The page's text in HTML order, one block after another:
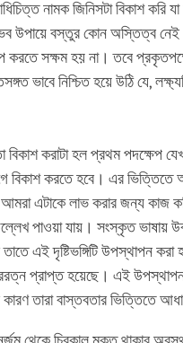
নামক জিনিসটা বিকাশ করি
উপায়ে বস্তুর কোন অস্তিত্ব
করতে সক্ষম হয় না। তবে
ভাবে নিশ্চিত হয়ে উঠি যে,
করাটা হল প্রথম পদক্ষেপ
করতে হবে। এর ভিত্তিতে
আমরা এটাকে লাভ করার জন্য কাজ
পাওয়া যায়। সংস্কৃত ভাষায়
এই দৃষ্টিভঙ্গিটি উপস্থাপন
প্রাপ্ত হয়েছে। এই
তারা বাস্তবতার ভিত্তিতে